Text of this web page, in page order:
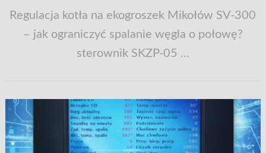
Regulacja kotła na ekogroszek Mikołów SV-300
– jak ograniczyć spalanie węgla o połowę?
sterownik SKZP-05 ...